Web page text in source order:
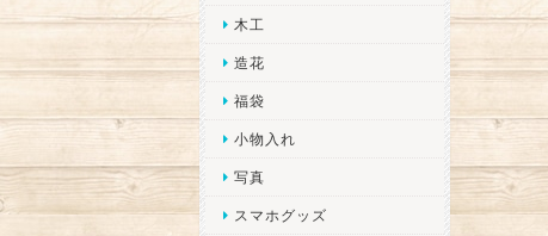
木工
造花
福袋
小物入れ
写真
スマホグッズ